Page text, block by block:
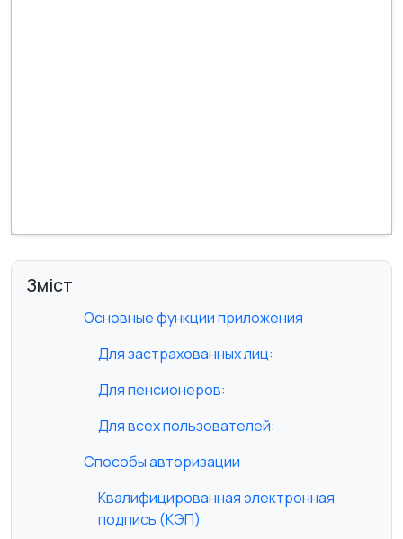
Зміст
Основные функции приложения
Для застрахованных лиц:
Для пенсионеров:
Для всех пользователей:
Способы авторизации
Квалифицированная электронная
подпись (КЭП)